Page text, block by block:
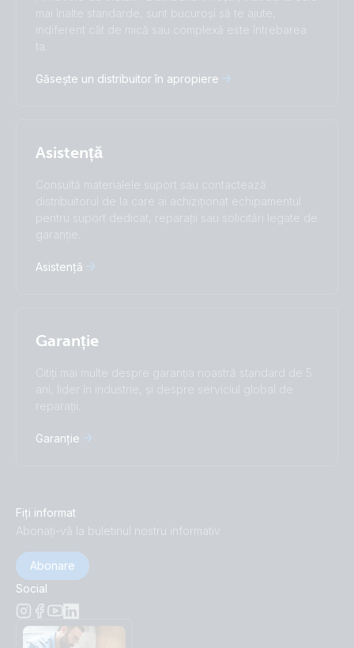
Čeština
Dansk
Deutsch
English
Norsk
Suomalainen
Русский
Українська
中國人
I agree to receive the newsletter and accept the
mai înalte standarde, sunt bucuroși să te ajute,
indiferent cât de mică sau complexă este întrebarea
ta.
Găsește un distribuitor în apropiere
Asistență
Consultă materialele suport sau contactează
distribuitorul de la care ai achiziționat echipamentul
pentru suport dedicat, reparații sau solicitări legate de
garanție.
Asistență
Garanție
Citiți mai multe despre garanția noastră standard de 5
ani, lider în industrie, și despre serviciul global de
reparații.
Garanție
Fiți informat
Abonați-vă la buletinul nostru informativ
Abonare
Social